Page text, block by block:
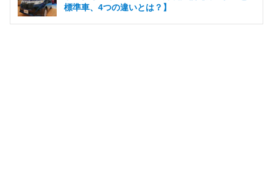
標準車、4つの違いとは？】